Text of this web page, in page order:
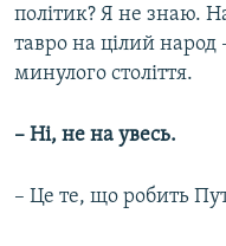
політик? Я не знаю.
тавро на цілий
минулого століття.
– Ні, не на увесь.
– Це те, що робить